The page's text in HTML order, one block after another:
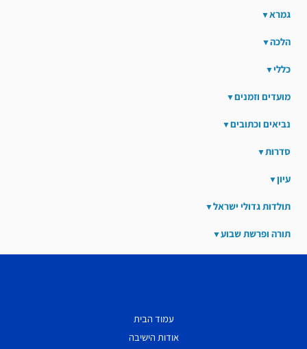
גמרא
הלכה
כללי
מועדים וזמנים
נביאים וכתובים
סדרות
עיון
תולדות גדולי ישראל
תורה ופרשת שבוע
עמוד הבית
אודות הישיבה